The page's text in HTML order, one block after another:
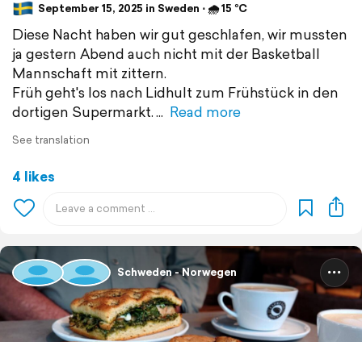
September 15, 2025 in Sweden ⋅ 🌧 15 °C
Diese Nacht haben wir gut geschlafen, wir mussten
ja gestern Abend auch nicht mit der Basketball
Mannschaft mit zittern.
Früh geht's los nach Lidhult zum Frühstück in den
dortigen Supermarkt.
Read more
See translation
4 likes
Schweden - Norwegen